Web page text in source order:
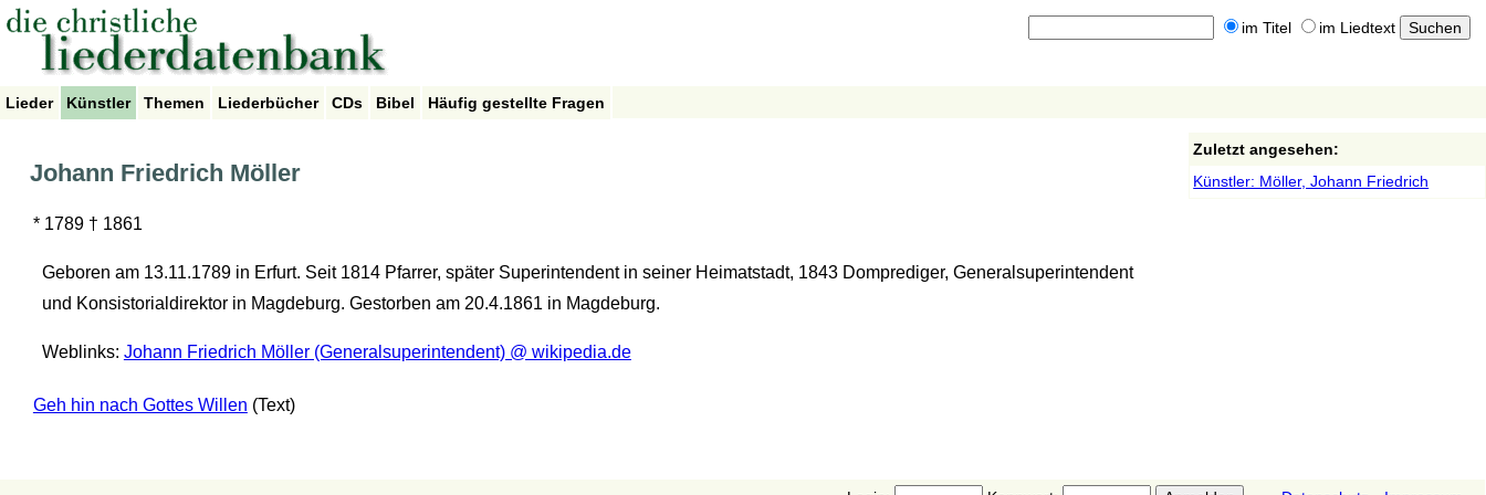
im Titel im Liedtext
Lieder Künstler Themen Liederbücher CDs Bibel Häufig gestellte Fragen
Johann Friedrich Möller
* 1789 † 1861
Geboren am 13.11.1789 in Erfurt. Seit 1814 Pfarrer, später Superintendent in seiner Heimatstadt, 1843 Domprediger, Generalsuperintendent
und Konsistorialdirektor in Magdeburg. Gestorben am 20.4.1861 in Magdeburg.
Weblinks: Johann Friedrich Möller (Generalsuperintendent) @ wikipedia.de
Geh hin nach Gottes Willen (Text)
Zuletzt angesehen:
Künstler: Möller, Johann Friedrich